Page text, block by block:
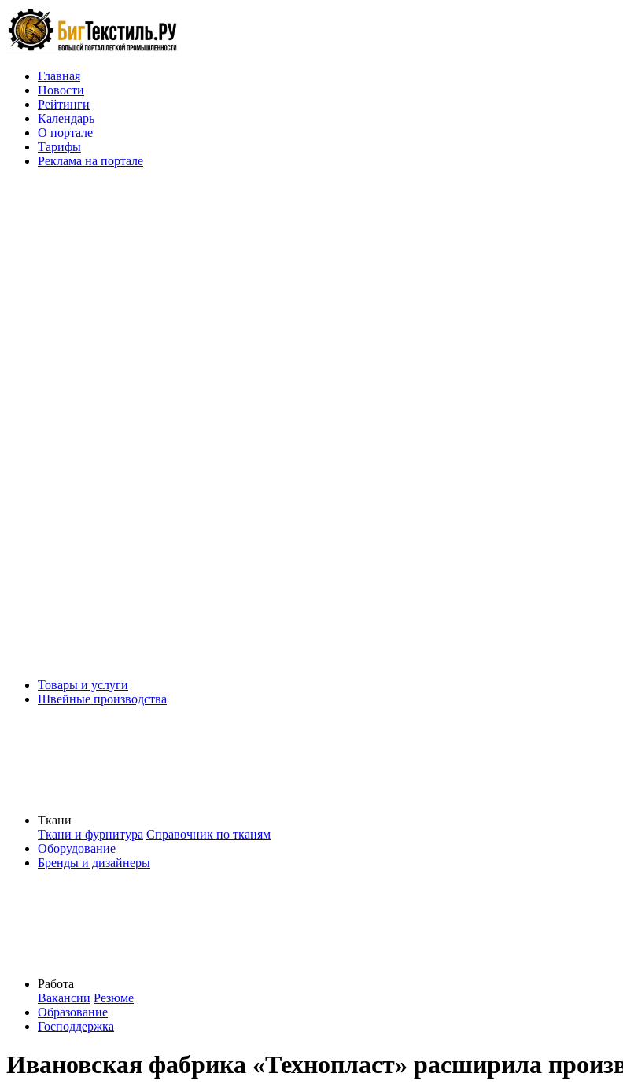
Главная
Новости
Рейтинги
Календарь
О портале
Тарифы
Реклама на портале
Товары и услуги
Швейные производства
Ткани
Ткани и фурнитура Справочник по тканям
Оборудование
Бренды и дизайнеры
Работа
Вакансии Резюме
Образование
Господдержка
Ивановская фабрика «Технопласт» расширила